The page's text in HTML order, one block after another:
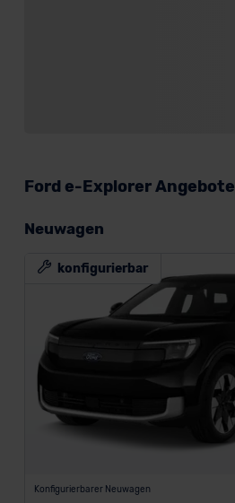
Ford e-Explorer Angebote
Neuwagen
konfigurierbar
Konfigurierbarer Neuwagen